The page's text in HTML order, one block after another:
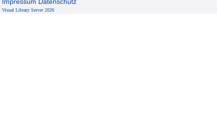
Impressum Datenschutz
Visual Library Server 2026